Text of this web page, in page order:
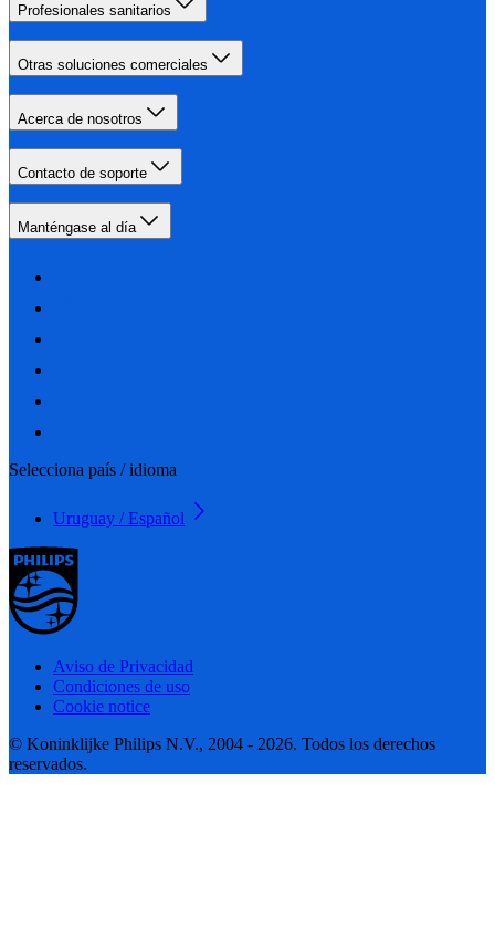
Profesionales sanitarios
Otras soluciones comerciales
Acerca de nosotros
Contacto de soporte
Manténgase al día
Selecciona país / idioma
Uruguay / Español
Aviso de Privacidad
Condiciones de uso
Cookie notice
© Koninklijke Philips N.V., 2004 - 2026. Todos los derechos
reservados.